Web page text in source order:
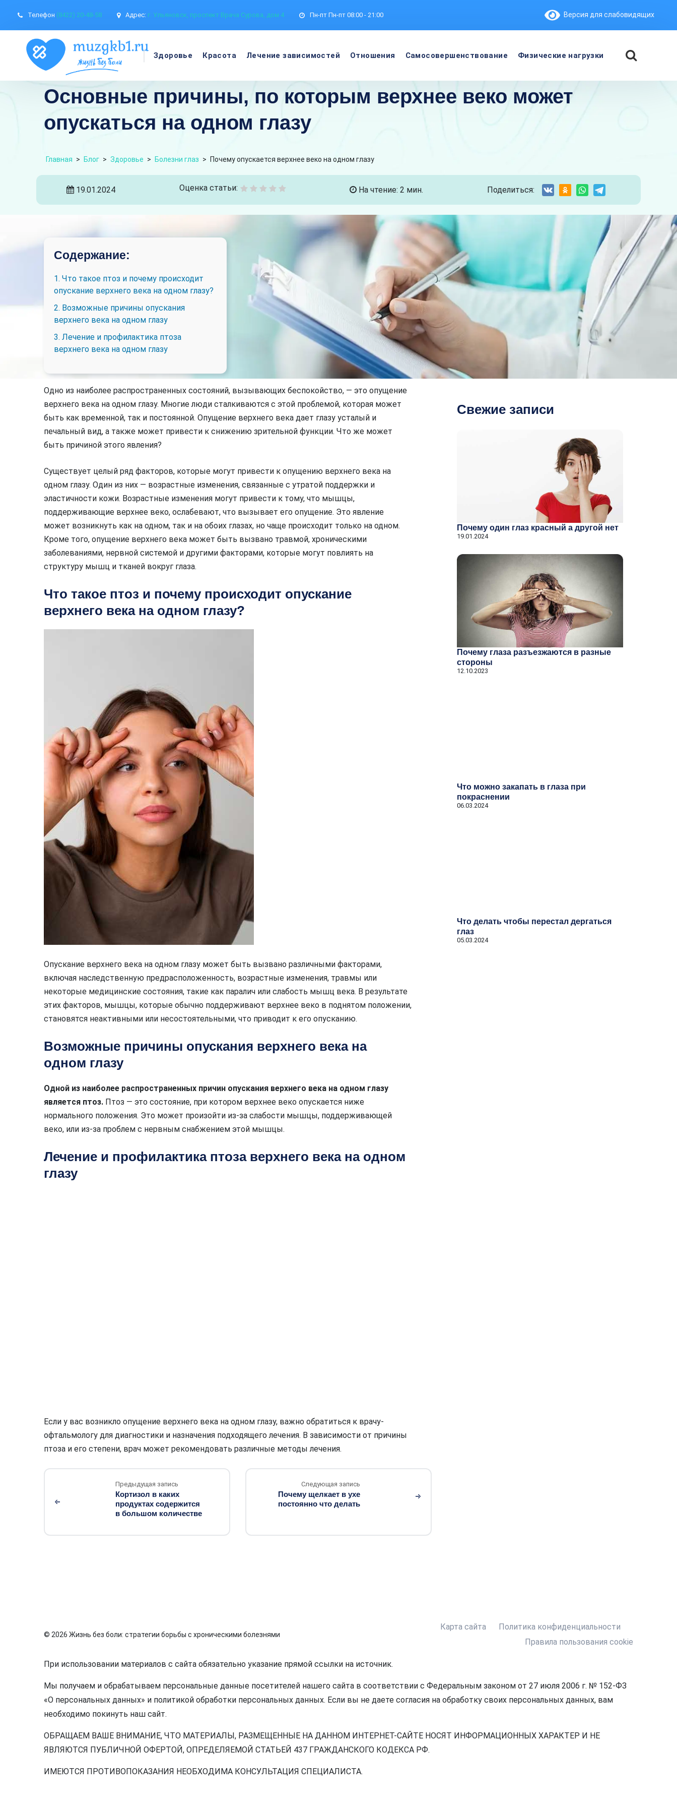
Телефон (8422) 20-48-58 Адрес: г. Ульяновск, проспект Врача Сурова, дом 4 Пн-пт Пн-пт 08:00 - 21:00 Версия для слабовидящих
Здоровье Красота Лечение зависимостей Отношения Самосовершенствование Физические нагрузки
Основные причины, по которым верхнее веко может
опускаться на одном глазу
Главная > Блог > Здоровье > Болезни глаз > Почему опускается верхнее веко на одном глазу
19.01.2024 Оценка статьи: На чтение: 2 мин. Поделиться:
Содержание:
1. Что такое птоз и почему происходит
опускание верхнего века на одном глазу?
2. Возможные причины опускания
верхнего века на одном глазу
3. Лечение и профилактика птоза
верхнего века на одном глазу
Одно из наиболее распространенных состояний, вызывающих беспокойство, — это опущение
верхнего века на одном глазу. Многие люди сталкиваются с этой проблемой, которая может
быть как временной, так и постоянной. Опущение верхнего века дает глазу усталый и
печальный вид, а также может привести к снижению зрительной функции. Что же может
быть причиной этого явления?
Существует целый ряд факторов, которые могут привести к опущению верхнего века на
одном глазу. Один из них — возрастные изменения, связанные с утратой поддержки и
эластичности кожи. Возрастные изменения могут привести к тому, что мышцы,
поддерживающие верхнее веко, ослабевают, что вызывает его опущение. Это явление
может возникнуть как на одном, так и на обоих глазах, но чаще происходит только на одном.
Кроме того, опущение верхнего века может быть вызвано травмой, хроническими
заболеваниями, нервной системой и другими факторами, которые могут повлиять на
структуру мышц и тканей вокруг глаза.
Что такое птоз и почему происходит опускание
верхнего века на одном глазу?
Опускание верхнего века на одном глазу может быть вызвано различными факторами,
включая наследственную предрасположенность, возрастные изменения, травмы или
некоторые медицинские состояния, такие как паралич или слабость мышц века. В результате
этих факторов, мышцы, которые обычно поддерживают верхнее веко в поднятом положении,
становятся неактивными или несостоятельными, что приводит к его опусканию.
Возможные причины опускания верхнего века на
одном глазу
Одной из наиболее распространенных причин опускания верхнего века на одном глазу
является птоз. Птоз — это состояние, при котором верхнее веко опускается ниже
нормального положения. Это может произойти из-за слабости мышцы, поддерживающей
веко, или из-за проблем с нервным снабжением этой мышцы.
Лечение и профилактика птоза верхнего века на одном
глазу
Если у вас возникло опущение верхнего века на одном глазу, важно обратиться к врачу-
офтальмологу для диагностики и назначения подходящего лечения. В зависимости от причины
птоза и его степени, врач может рекомендовать различные методы лечения.
Предыдущая запись
Кортизол в каких
продуктах содержится
в большом количестве
Следующая запись
Почему щелкает в ухе
постоянно что делать
Свежие записи
Почему один глаз красный а другой нет
19.01.2024
Почему глаза разъезжаются в разные
стороны
12.10.2023
Что можно закапать в глаза при
покраснении
06.03.2024
Что делать чтобы перестал дергаться
глаз
05.03.2024
© 2026 Жизнь без боли: стратегии борьбы с хроническими болезнями
Карта сайта
Политика конфиденциальности
Правила пользования cookie
При использовании материалов с сайта обязательно указание прямой ссылки на источник.
Мы получаем и обрабатываем персональные данные посетителей нашего сайта в соответствии с Федеральным законом от 27 июля 2006 г. № 152-ФЗ
«О персональных данных» и политикой обработки персональных данных. Если вы не даете согласия на обработку своих персональных данных, вам
необходимо покинуть наш сайт.
ОБРАЩАЕМ ВАШЕ ВНИМАНИЕ, ЧТО МАТЕРИАЛЫ, РАЗМЕЩЕННЫЕ НА ДАННОМ ИНТЕРНЕТ-САЙТЕ НОСЯТ ИНФОРМАЦИОННЫХ ХАРАКТЕР И НЕ
ЯВЛЯЮТСЯ ПУБЛИЧНОЙ ОФЕРТОЙ, ОПРЕДЕЛЯЕМОЙ СТАТЬЕЙ 437 ГРАЖДАНСКОГО КОДЕКСА РФ.
ИМЕЮТСЯ ПРОТИВОПОКАЗАНИЯ НЕОБХОДИМА КОНСУЛЬТАЦИЯ СПЕЦИАЛИСТА.